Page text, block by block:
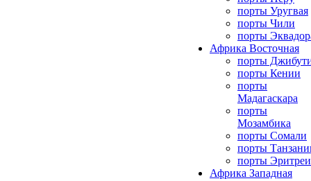
порты Уругвая
порты Чили
порты
Африка Восточная
порты
порты Кении
порты
Мадагаскара
порты
Мозамбика
порты Сомали
порты
порты Эритреи
Африка Западная